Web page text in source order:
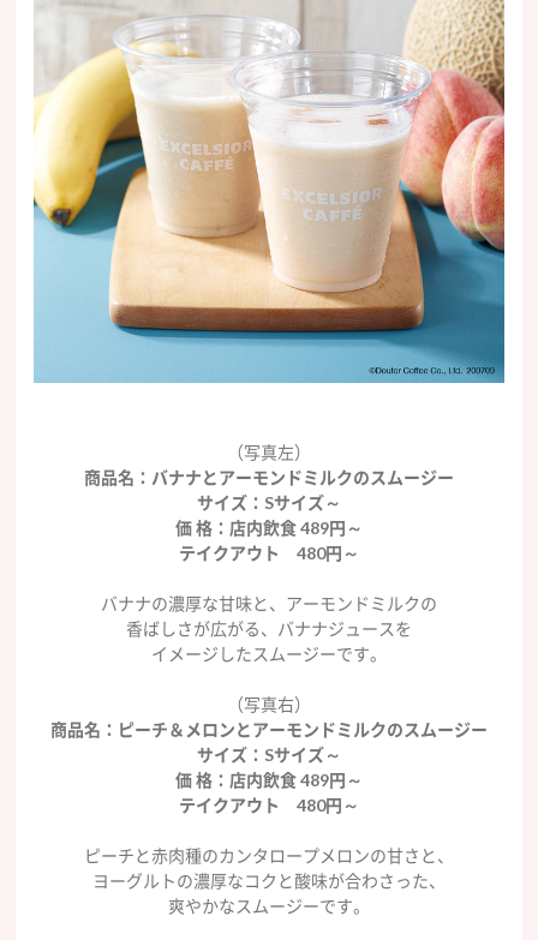
（写真左）
商品名：バナナとアーモンドミルクのスムージー
サイズ：Sサイズ～
価 格：店内飲食 489円～
テイクアウト 480円～
バナナの濃厚な甘味と、アーモンドミルクの
香ばしさが広がる、バナナジュースを
イメージしたスムージーです。
（写真右）
商品名：ピーチ＆メロンとアーモンドミルクのスムージー
サイズ：Sサイズ～
価 格：店内飲食 489円～
テイクアウト 480円～
ピーチと赤肉種のカンタロープメロンの甘さと、
ヨーグルトの濃厚なコクと酸味が合わさった、
爽やかなスムージーです。